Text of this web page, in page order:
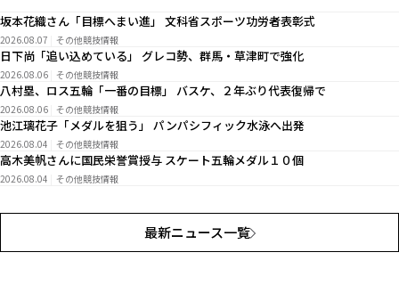
坂本花織さん「目標へまい進」 文科省スポーツ功労者表彰式
2026.08.07 その他競技情報
日下尚「追い込めている」 グレコ勢、群馬・草津町で強化
2026.08.06 その他競技情報
八村塁、ロス五輪「一番の目標」 バスケ、２年ぶり代表復帰で
2026.08.06 その他競技情報
池江璃花子「メダルを狙う」 パンパシフィック水泳へ出発
2026.08.04 その他競技情報
高木美帆さんに国民栄誉賞授与 スケート五輪メダル１０個
2026.08.04 その他競技情報
最新ニュース一覧